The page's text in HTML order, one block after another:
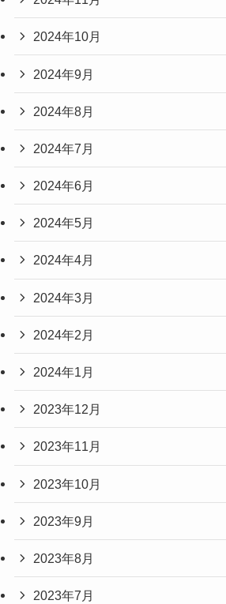
2024年10月
2024年9月
2024年8月
2024年7月
2024年6月
2024年5月
2024年4月
2024年3月
2024年2月
2024年1月
2023年12月
2023年11月
2023年10月
2023年9月
2023年8月
2023年7月